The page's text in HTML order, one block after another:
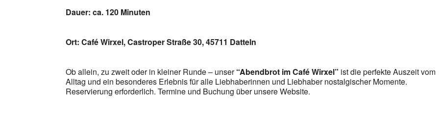
Dauer: ca. 120 Minuten
Ort: Café Wirxel,Castroper Straße 30, 45711 Datteln
Ob allein, zu zweit oder in kleiner Runde – unser“Abendbrot im Café Wirxel” ist die perfekte Auszeit vom
Alltag und ein besonderes Erlebnis für alle Liebhaberinnen und Liebhaber nostalgischer Momente.
Reservierung erforderlich. Termine und Buchung über unsere Website.